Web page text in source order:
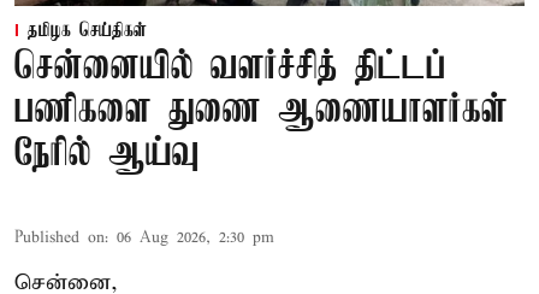
தமிழக செய்திகள்
சென்னையில் வளர்ச்சித் திட்டப்
பணிகளை துணை ஆணையாளர்கள்
நேரில் ஆய்வு
Published on: 06 Aug 2026, 2:30 pm
சென்னை,